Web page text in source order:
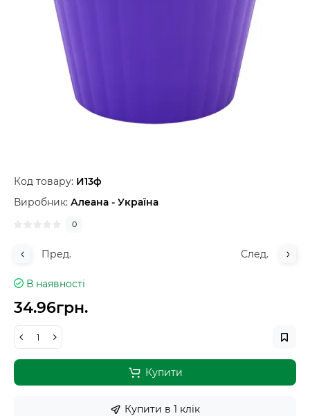
Код товару: И13ф
Виробник: Алеана - Україна
0
Пред. След.
В наявності
34.96грн.
Купити
Купити в 1 клiк